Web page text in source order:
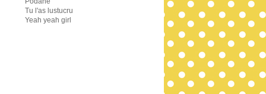
Tu l'as lustucru
Yeah yeah girl